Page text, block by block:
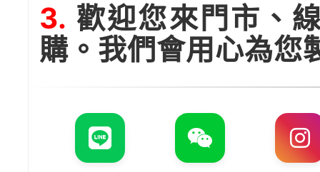
3. 歡迎您來門市、
購。我們會用心為您